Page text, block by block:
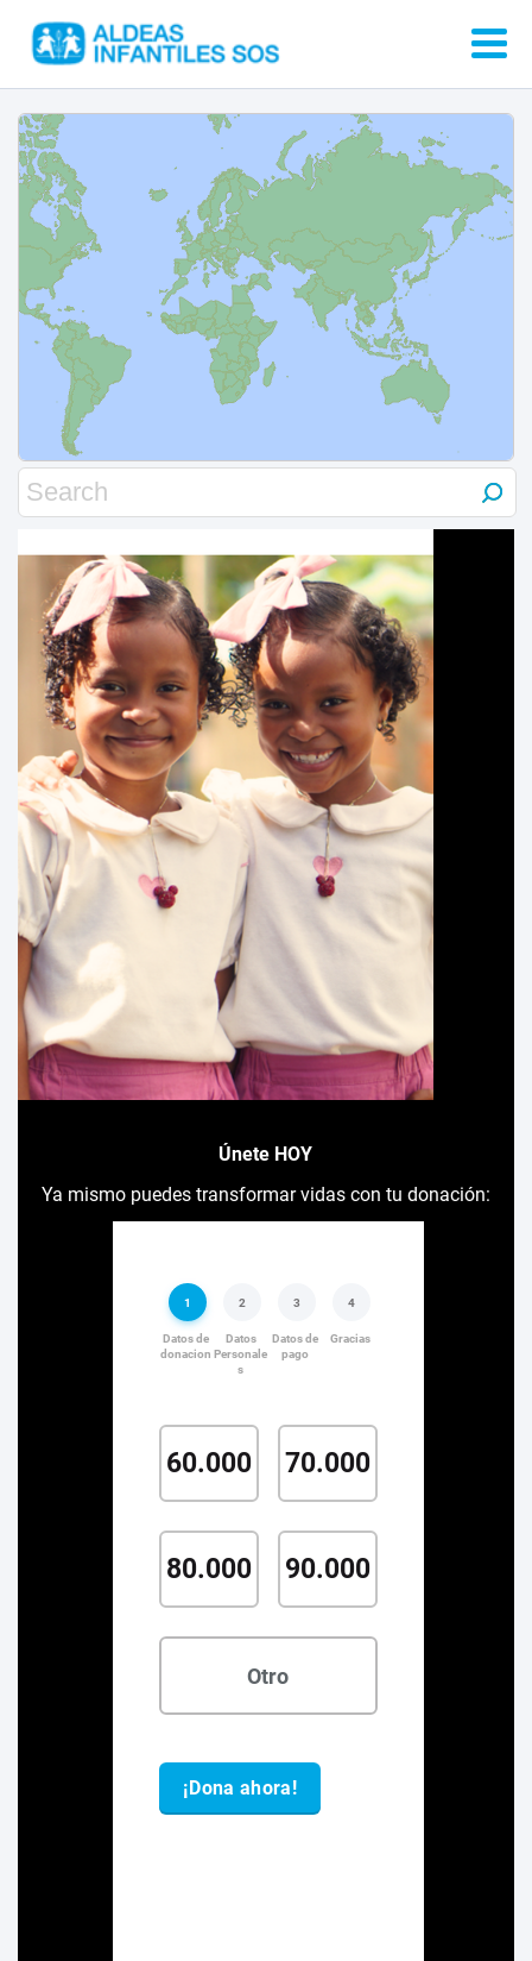
Únete HOY
Ya mismo puedes transformar vidas con tu donación: